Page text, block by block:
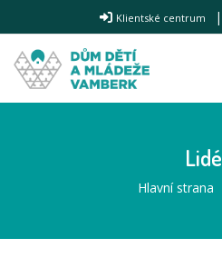
Klientské centrum |
Lidé
Hlavní strana